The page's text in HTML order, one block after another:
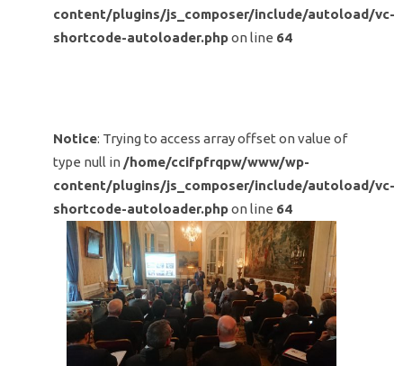
content/plugins/js_composer/include/autoload/vc-
shortcode-autoloader.phpon line 64
Notice: Trying to access array offset on value of
type null in /home/ccifpfrqpw/www/wp-
content/plugins/js_composer/include/autoload/vc-
shortcode-autoloader.phpon line 64